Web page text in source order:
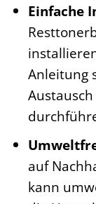
Einfache
Anleitung
auf
kann